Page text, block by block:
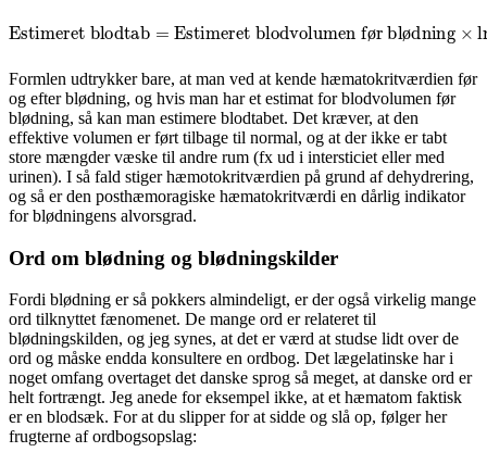
ø ø
Estimeret blodtab Estimeret blodvolumen før blødning
Hæmatokrit, før Hæmatokrit, efter
Formlen udtrykker bare, at man ved at kende hæmatokritværdien før
og efter blødning, og hvis man har et estimat for blodvolumen før
blødning, så kan man estimere blodtabet. Det kræver, at den
effektive volumen er ført tilbage til normal, og at der ikke er tabt
store mængder væske til andre rum (fx ud i intersticiet eller med
urinen). I så fald stiger hæmotokritværdien på grund af dehydrering,
og så er den posthæmoragiske hæmatokritværdi en dårlig indikator
for blødningens alvorsgrad.
Ord om blødning og blødningskilder
Fordi blødning er så pokkers almindeligt, er der også virkelig mange
ord tilknyttet fænomenet. De mange ord er relateret til
blødningskilden, og jeg synes, at det er værd at studse lidt over de
ord og måske endda konsultere en ordbog. Det lægelatinske har i
noget omfang overtaget det danske sprog så meget, at danske ord er
helt fortrængt. Jeg anede for eksempel ikke, at et hæmatom faktisk
er en blodsæk. For at du slipper for at sidde og slå op, følger her
frugterne af ordbogsopslag: